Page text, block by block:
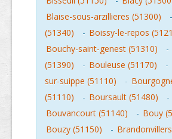
Blaise-sous-arzillieres (51300)
-
(51340)
- Boissy-le-repos
Bouchy-saint-genest (51310)
-
(51390)
- Bouleuse (51170) -
sur-suippe (51110)
-
(51110)
- Boursault (51480)
-
Bouvancourt (51140)
- Bouy
Bouzy (51150)
-